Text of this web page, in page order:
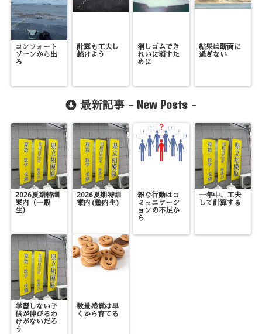
コンフォート
ゾーンから出
ろ
計算も工夫し
続けよう
消しゴムでき
れいに消すた
めに
結果は断面に
過ぎない
最新記事 - New Posts -
2026夏期特訓
案内（一般
生）
2026夏期特訓
案内(塾内生)
雑な行動はコ
ミュニケーシ
ョンの不足か
ら
一年中、工夫
して計算する
学習しない子
供が伸びるわ
けがないだろ
う
数量感覚は早
くから育てる